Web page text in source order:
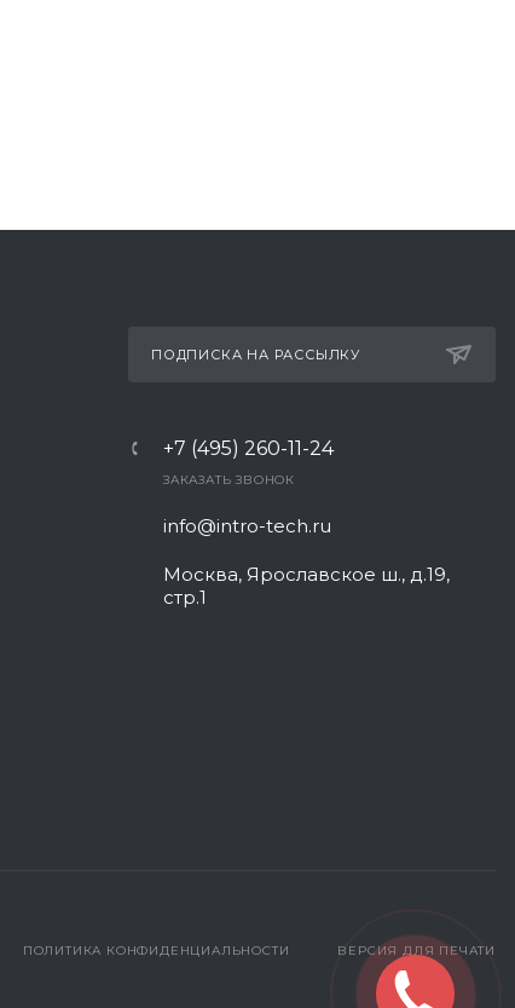
ПОДПИСКА НА РАССЫЛКУ
+7 (495) 260-11-24
ЗАКАЗАТЬ ЗВОНОК
info@intro-tech.ru
Москва, Ярославское ш., д.19,
стр.1
ВЕРСИЯ ДЛЯ ПЕЧАТИ
ПОЛИТИКА КОНФИДЕНЦИАЛЬНОСТИ